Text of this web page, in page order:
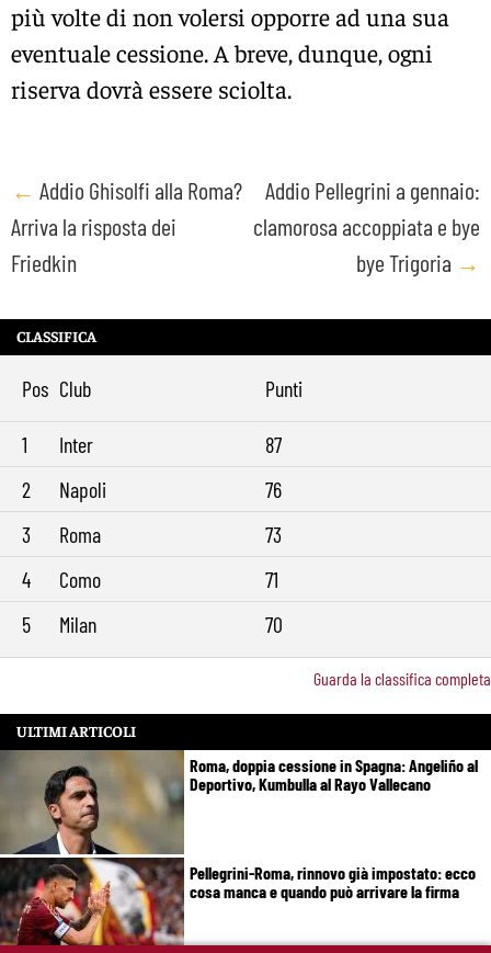
più volte di non volersi opporre ad una sua
eventuale cessione. A breve, dunque, ogni
riserva dovrà essere sciolta.
Post
navigation
← Addio Ghisolfi alla Roma?
Arriva la risposta dei
Friedkin
Addio Pellegrini a gennaio:
clamorosa accoppiata e bye
bye Trigoria →
CLASSIFICA
Pos Club Punti
1 Inter
87
2
Napoli
76
3
Roma
73
4
Como
71
5
Milan 70
Guarda la classifica completa
ULTIMI ARTICOLI
Roma, doppia cessione in Spagna: Angeliño al
Deportivo, Kumbulla al Rayo Vallecano
Pellegrini-Roma, rinnovo già impostato: ecco
cosa manca e quando può arrivare la firma